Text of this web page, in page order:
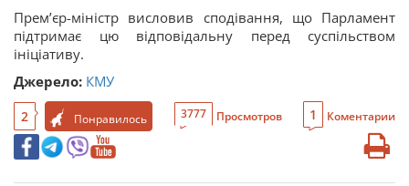
Прем’єр-міністр висловив сподівання, що Парламент
підтримає цю відповідальну перед суспільством
ініціативу.
Джерело: КМУ
2 Понравилось 3777 Просмотров 1 Коментарии